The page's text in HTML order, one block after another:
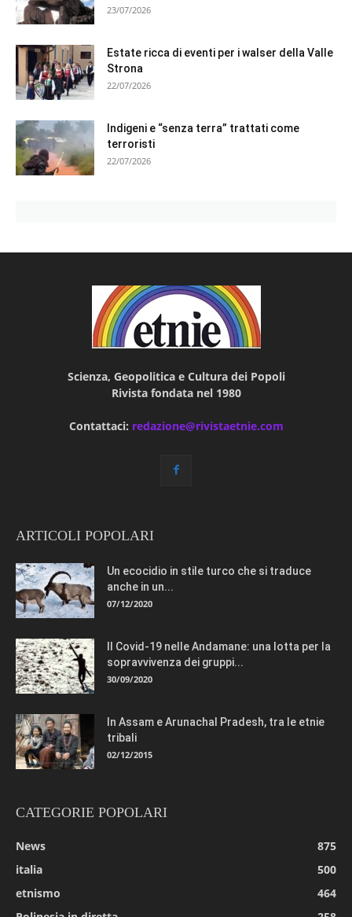
23/07/2026
Estate ricca di eventi per i walser della Valle
Strona
22/07/2026
Indigeni e “senza terra” trattati come
terroristi
22/07/2026
Scienza, Geopolitica e Cultura dei Popoli
Rivista fondata nel 1980
Contattaci: redazione@rivistaetnie.com
ARTICOLI POPOLARI
Un ecocidio in stile turco che si traduce
anche in un...
07/12/2020
Il Covid-19 nelle Andamane: una lotta per la
sopravvivenza dei gruppi...
30/09/2020
In Assam e Arunachal Pradesh, tra le etnie
tribali
02/12/2015
CATEGORIE POPOLARI
News
875
italia
500
etnismo
464